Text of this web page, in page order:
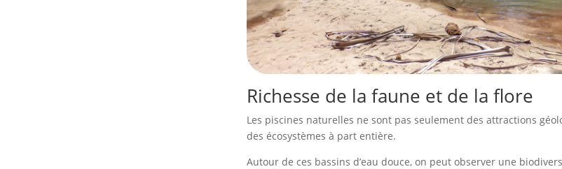
Richesse de la faune et de la flore
Les piscines naturelles ne sont pas seulement des attractions
des écosystèmes à part entière.
Autour de ces bassins d’eau douce, on peut observer une